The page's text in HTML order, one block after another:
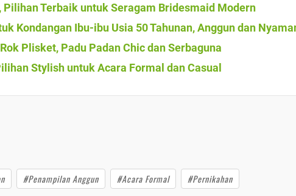
Terbaik untuk Seragam Bridesmaid Modern
Kondangan Ibu-ibu Usia 50 Tahunan, Anggun dan
Plisket, Padu Padan Chic dan Serbaguna
Stylish untuk Acara Formal dan Casual
#Penampilan Anggun #Acara Formal
#Pernikahan